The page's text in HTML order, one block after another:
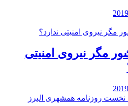
مگر نیروی امنیتی